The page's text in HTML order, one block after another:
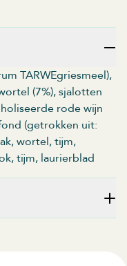
TARWEgriesmeel),
(7%), sjalotten
rode wijn
(getrokken uit:
wortel, tijm,
tijm, laurierblad